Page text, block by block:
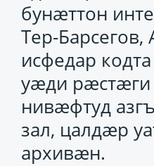
бунӕттон
Тер-
исфедар
уӕди
нивӕфтуд
зал, цалдӕр
архивӕн.